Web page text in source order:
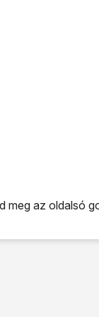
meg az oldalsó
aljáról.